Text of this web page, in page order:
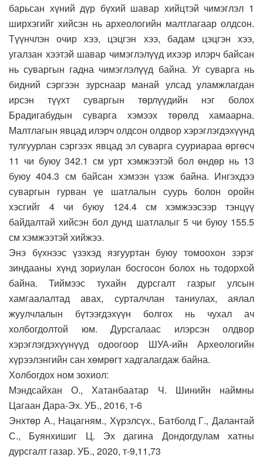
барьсан хүний дүр бүхий шавар хийцтэй чимэглэл 1
ширхэгийг хийсэн нь археологийн малтлагаар олдсон.
Түүнчлэн очир хээ, цэцгэн хээ, бадам цэцгэн хээ,
угалзан хээтэй шавар чимэглэлүүд ихээр илэрч байсан
нь суваргын гадна чимэглэлүүд байна. Уг суварга нь
бидний сэргээн зурснаар манай улсад уламжлагдан
ирсэн түүхт суваргын төрлүүдийн нэг болох
Брадигабудын суварга хэмээх төрөлд хамаарна.
Малтлагын явцад илэрч олдсон олдвор хэрэглэгдэхүүнд
тулгуурлан сэргээх явцад эл суварга сууриараа өргөсч
11 чи буюу 342.1 см урт хэмжээтэй бол өндөр нь 13
буюу 404.3 см байсан хэмээн үзэж байна. Ингэхдээ
суваргын гурван үе шатлалын суурь болон оройн
хэсгийг 4 чи буюу 124.4 см хэмжээсээр тэнцүү
байдалтай хийсэн бол дунд шатлалыг 5 чи буюу 155.5
см хэмжээтэй хийжээ.
Энэ бүхнээс үзэхэд язгууртан буюу томоохон зэрэг
зиндааны хүнд зориулан босгосон болох нь тодорхой
байна. Тиймээс тухайн дурсгалт газрыг улсын
хамгаалалтад авах, сурталчлан таниулах, аялал
жуулчлалын бүтээгдэхүүн болгох нь чухал ач
холбогдолтой юм. Дурсгалаас илэрсэн олдвор
хэрэглэгдэхүүнүүд одоогоор ШУА-ийн Археологийн
хүрээлэнгийн сан хөмрөгт хадгалагдаж байна.
Холбогдох ном зохиол:
Мэндсайхан О., Хатанбаатар Ч. Шинийн наймны
Цагаан Дара-Эх. УБ., 2016, т-6
Энхтөр А., Нацагням., Хүрэлсүх., Батболд Г., Далантай
С., Буянхишиг Ц. Эх дагина Дондогдулам хатны
дурсгалт газар. УБ., 2020, т-9,11,73